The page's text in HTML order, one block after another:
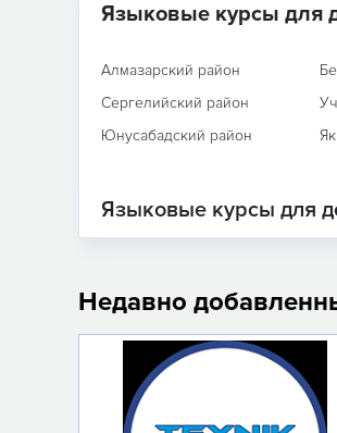
Языковые курсы для
Алмазарский район
Сергелийский район
Юнусабадский район
Языковые курсы для
Недавно